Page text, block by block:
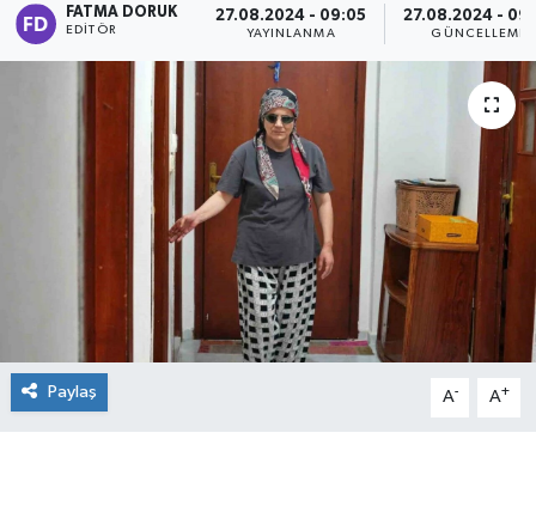
FATMA DORUK
EDITÖR
27.08.2024 - 09:05
YAYINLANMA
27.08.2024 -
GÜNCELLEME
Paylaş A- A+